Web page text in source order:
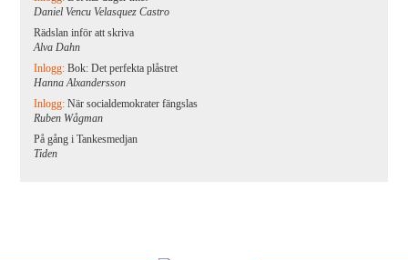
Daniel Vencu Velasquez Castro
Rädslan inför att skriva
Alva Dahn
Inlogg:Bok: Det perfekta plåstret
Hanna Alxandersson
Inlogg:När socialdemokrater fängslas
Ruben Wågman
På gång i Tankesmedjan
Tiden